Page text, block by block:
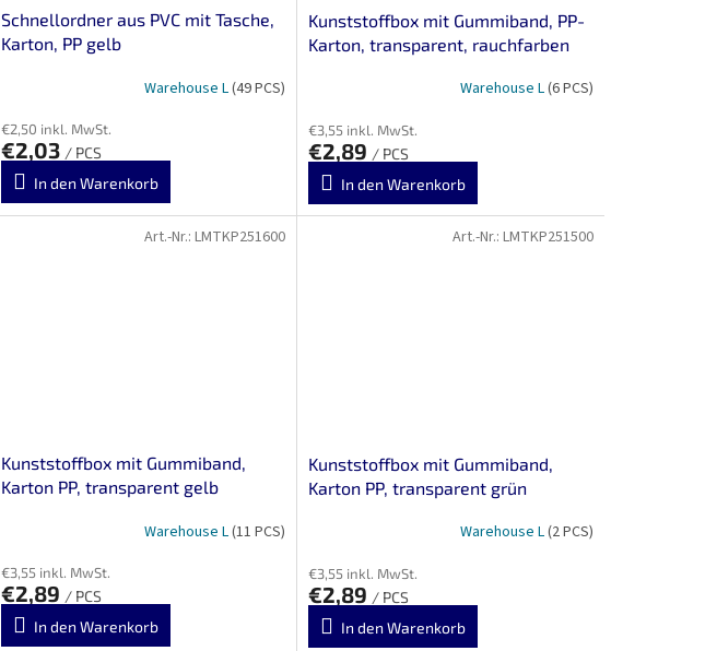
Schnellordner aus PVC mit Tasche,
Karton, PP gelb
Warehouse L(49 PCS)
€2,50 inkl. MwSt.
€2,03 / PCS
In den Warenkorb
Kunststoffbox mit Gummiband, PP-
Karton, transparent, rauchfarben
Warehouse L(6 PCS)
€3,55 inkl. MwSt.
€2,89 / PCS
In den Warenkorb
Kunststoffbox mit Gummiband,
Karton PP, transparent gelb
Warehouse L(11 PCS)
€3,55 inkl. MwSt.
€2,89 / PCS
In den Warenkorb
Art.-Nr.: LMTKP251600
Kunststoffbox mit Gummiband,
Karton PP, transparent grün
Warehouse L(2 PCS)
€3,55 inkl. MwSt.
€2,89 / PCS
In den Warenkorb
Art.-Nr.: LMTKP251500